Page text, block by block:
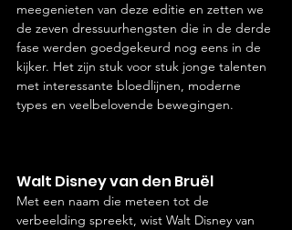
meegenieten van deze editie en zetten we
de zeven dressuurhengsten die in de derde
fase werden goedgekeurd nog eens in de
kijker. Het zijn stuk voor stuk jonge talenten
met interessante bloedlijnen, moderne
types en veelbelovende bewegingen.
Walt Disney van den Bruël
Met een naam die meteen tot de
verbeelding spreekt, wist Walt Disney van